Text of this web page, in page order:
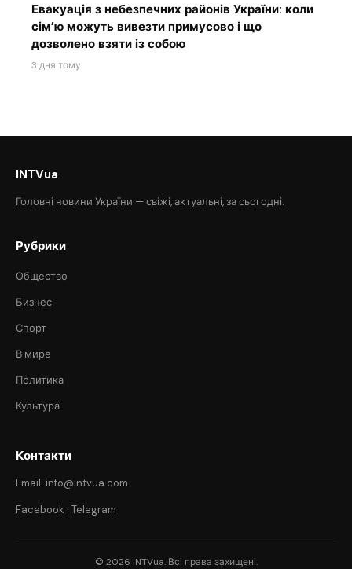
Евакуація з небезпечних районів України: коли
сім’ю можуть вивезти примусово і що
дозволено взяти із собою
3 дня тому
INTVua
Головні новини України — свіжі, актуальні, за сьогодні.
Рубрики
Общество
Бизнес
Спорт
В мире
Политика
Культура
Контакти
Email: info@intvua.com
Facebook · Telegram
© 2026 INTVua. Всі права захищені.